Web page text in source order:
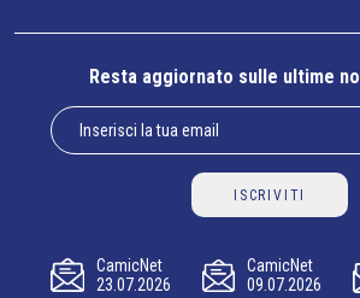
Resta aggiornato sulle ultime
ISCRIVITI
CamicNet
23.07.2026
CamicNet
09.07.2026